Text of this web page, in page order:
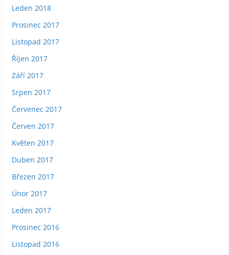
Leden 2018
Prosinec 2017
Listopad 2017
Říjen 2017
Září 2017
Srpen 2017
Červenec 2017
Červen 2017
Květen 2017
Duben 2017
Březen 2017
Únor 2017
Leden 2017
Prosinec 2016
Listopad 2016